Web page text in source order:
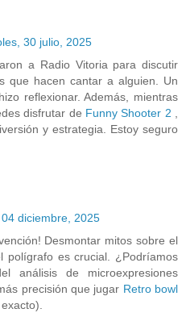
30 julio, 2025
a Radio Vitoria para discutir
que hacen cantar a alguien. Un
reflexionar. Además, mientras
disfrutar de Funny Shooter 2 ,
y estrategia. Estoy seguro
diciembre, 2025
Desmontar mitos sobre el
polígrafo es crucial. ¿Podríamos
análisis de microexpresiones
precisión que jugar Retro bowl